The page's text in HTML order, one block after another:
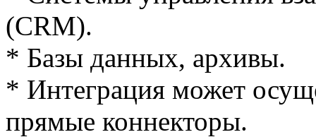
(CRM).
* Базы данных, архивы.
* Интеграция может
прямые коннекторы.